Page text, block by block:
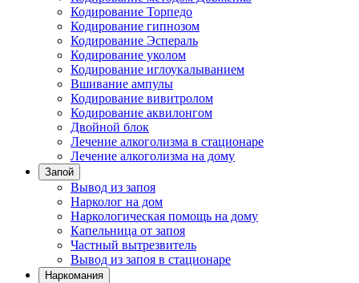
Кодирование Торпедо
Кодирование гипнозом
Кодирование Эспераль
Кодирование уколом
Кодирование иглоукалыванием
Вшивание ампулы
Кодирование вивитролом
Кодирование аквилонгом
Двойной блок
Лечение алкоголизма в стационаре
Лечение алкоголизма на дому
Запой
Вывод из запоя
Нарколог на дом
Наркологическая помощь на дому
Капельница от запоя
Частный вытрезвитель
Вывод из запоя в стационаре
Наркомания